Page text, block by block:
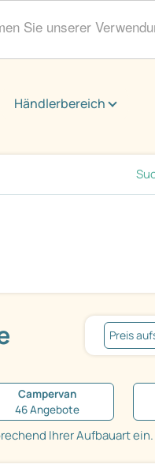
Sie unserer
Händlerbereich
Campervan
46 Angebote
Ihrer Aufbauart ein.